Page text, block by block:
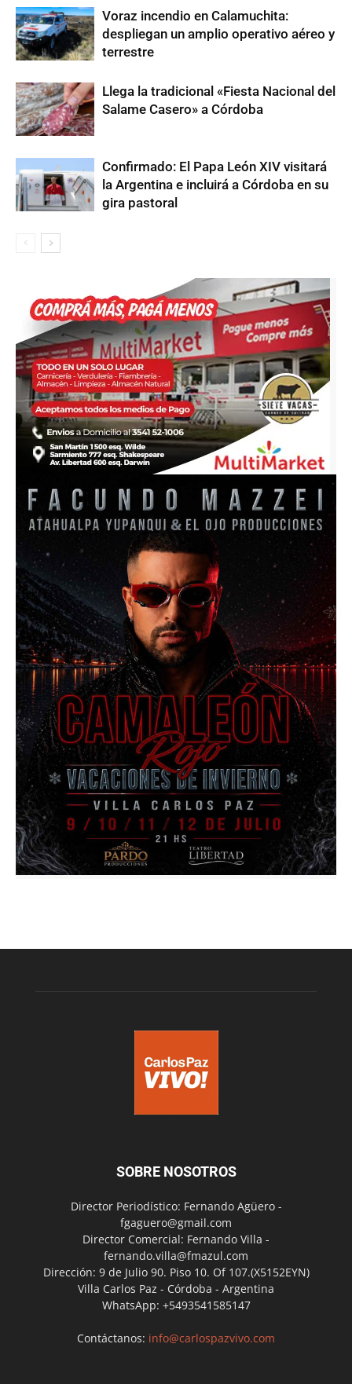
Voraz incendio en Calamuchita:
despliegan un amplio operativo aéreo y
terrestre
Llega la tradicional «Fiesta Nacional del
Salame Casero» a Córdoba
Confirmado: El Papa León XIV visitará
la Argentina e incluirá a Córdoba en su
gira pastoral
SOBRE NOSOTROS
Director Periodístico: Fernando Agüero -
fgaguero@gmail.com
Director Comercial: Fernando Villa -
fernando.villa@fmazul.com
Dirección: 9 de Julio 90. Piso 10. Of 107.(X5152EYN)
Villa Carlos Paz - Córdoba - Argentina
WhatsApp: +5493541585147
Contáctanos: info@carlospazvivo.com